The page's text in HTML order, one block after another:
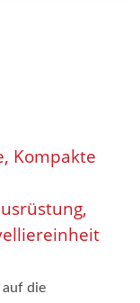
Kompakte
auf die